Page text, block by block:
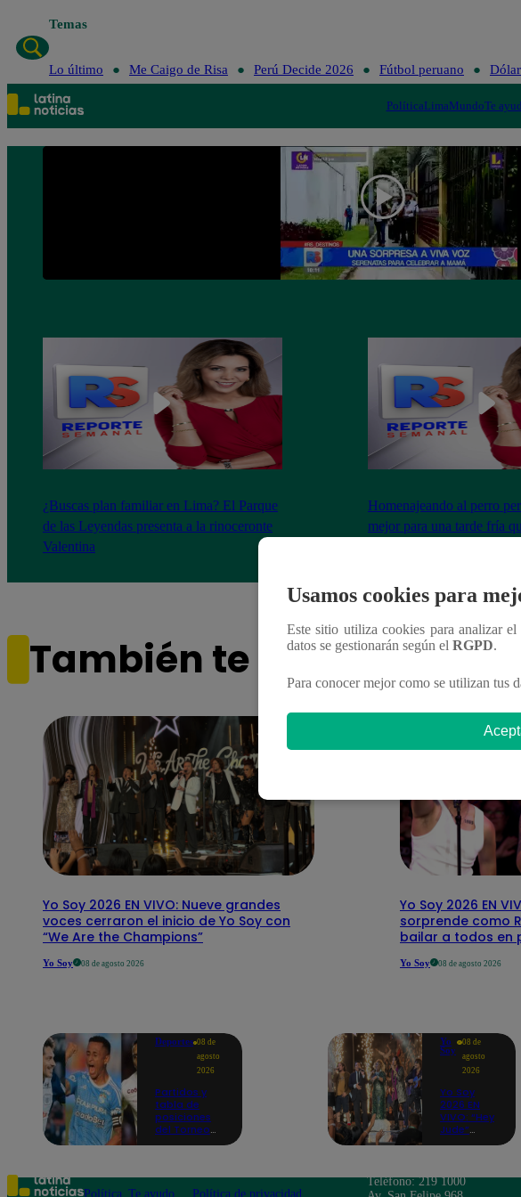
Temas
Lo último Me Caigo de Risa Perú Decide 2026 Fútbol peruano Dólar
PolíticaLimaMundoTe
¿Buscas plan familiar en Lima? El Parque
de las Leyendas presenta a la rinoceronte
Valentina
Homenajeando al perro
mejor para una tarde fría
También te puede
Yo Soy 2026 EN VIVO: Nueve grandes
voces cerraron el inicio de Yo Soy con
“We Are the Champions”
Yo Soy 08 de agosto 2026
Yo Soy 2026 EN
sorprende como
bailar a todos en
Yo Soy 08 de agosto 2026
Deportes 08 de
agosto
2026
Partidos y
tabla de
posiciones
del Torneo
en la fecha 4
Yo
Soy
08 de
agosto
2026
Yo Soy
2026 EN
VIVO: “Hey
Jude”
José
Feliciano,
Usamos cookies para
Este sitio utiliza cookies para analizar
datos se gestionarán según el RGPD.
Para conocer mejor como se utilizan tus
Política Te ayudo Política de privacidad
Teléfono: 219 1000